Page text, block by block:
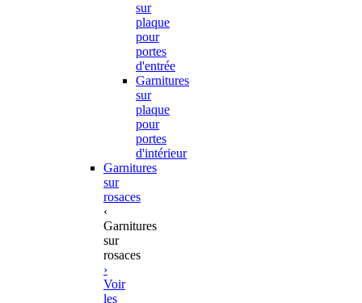
sur
plaque
pour
portes
d'entrée
Garnitures
sur
plaque
pour
portes
d'intérieur
Garnitures
sur
rosaces
‹
Garnitures
sur
rosaces
›
Voir
les